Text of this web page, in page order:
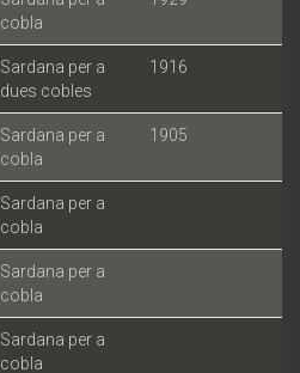
cobla
Sardana per a
dues cobles
1916
Sardana per a
cobla
1905
Sardana per a
cobla
Sardana per a
cobla
Sardana per a
cobla